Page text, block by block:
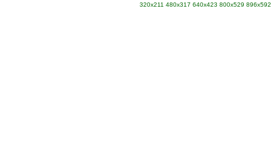
320x211 480x317 640x423 800x529 896x592